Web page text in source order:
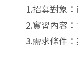
1.招募對象
2.實習內容
3.需求條件